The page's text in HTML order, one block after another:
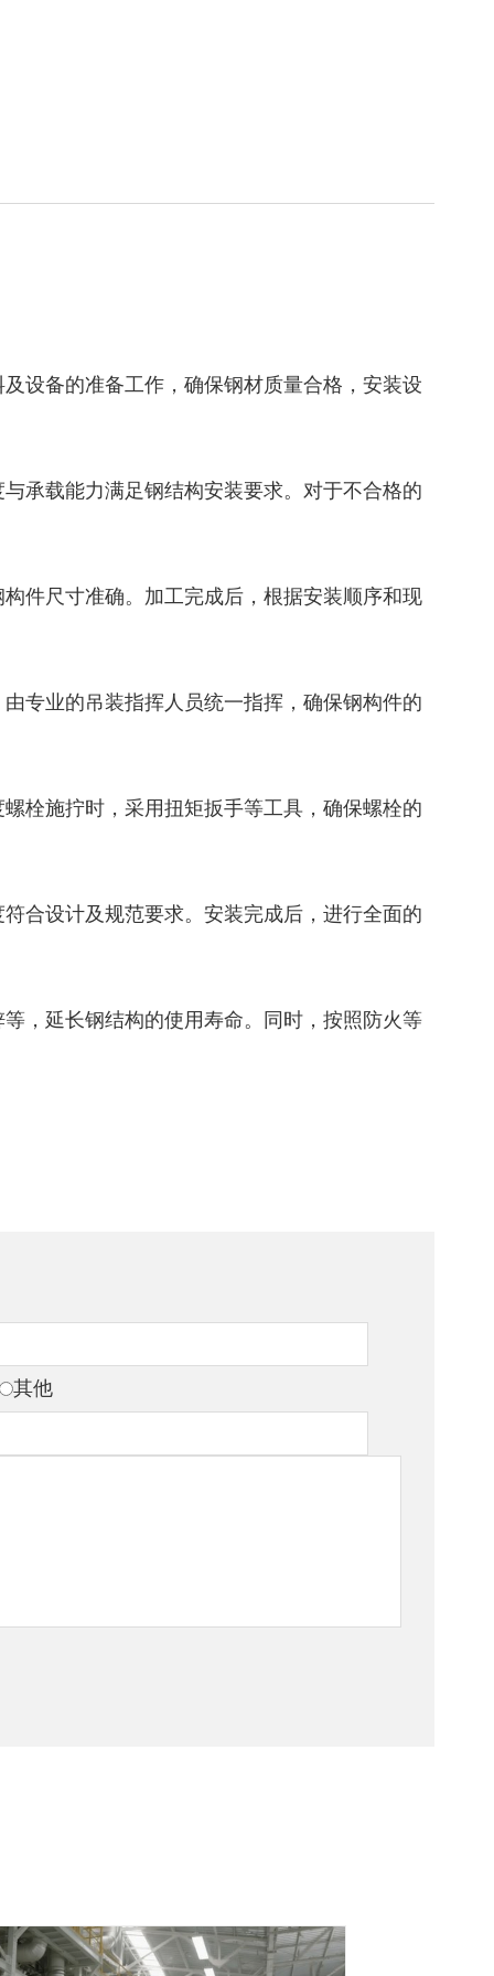
设备的准备工作，确保钢材质量合格，安装设
承载能力满足钢结构安装要求。对于不合格的
件尺寸准确。加工完成后，根据安装顺序和现
专业的吊装指挥人员统一指挥，确保钢构件的
栓施拧时，采用扭矩扳手等工具，确保螺栓的
合设计及规范要求。安装完成后，进行全面的
，延长钢结构的使用寿命。同时，按照防火等
其他